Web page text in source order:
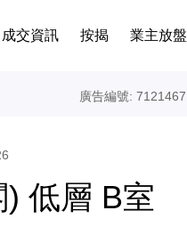
成交資訊 按揭 業主放盤
廣告編號: 7121467
低層 B室